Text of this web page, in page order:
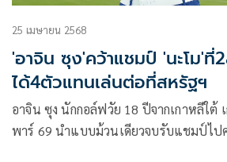
25 เมษายน 2568
'อาจิน ซุง'คว้าแชมป์ 'นะโม'ที่
ได้4ตัวแทนเล่นต่อที่สหรัฐฯ
อาจิน ซุง นักกอล์ฟวัย 18 ปีจากเกาหลีใต้
พาร์ 69 นำแบบม้วนเดียวจบรับแชมป์ไปค